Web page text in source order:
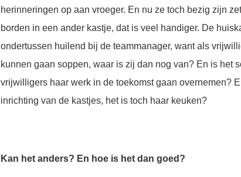
herinneringen op aan vroeger. En nu ze toch bezig zijn
borden in een ander kastje, dat is veel handiger. De
ondertussen huilend bij de teammanager, want als
kunnen gaan soppen, waar is zij dan nog van? En is het
vrijwilligers haar werk in de toekomst gaan overnemen?
inrichting van de kastjes, het is toch haar keuken?
Kan het anders? En hoe is het dan goed?